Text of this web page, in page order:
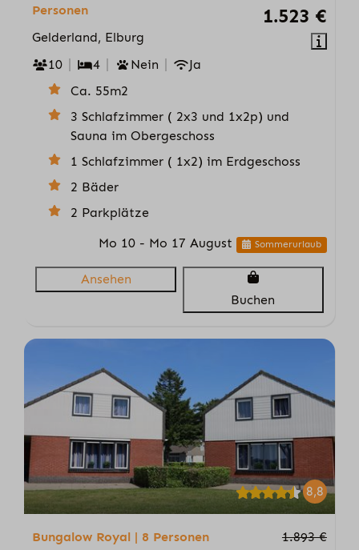
1.523 €
Personen
Gelderland, Elburg
10
4 Nein
Ja
Ca. 55m2
3 Schlafzimmer ( 2x3 und 1x2p) und
Sauna im Obergeschoss
1 Schlafzimmer ( 1x2) im Erdgeschoss
2 Bäder
2 Parkplätze
Mo 10 - Mo 17 August
Sommerurlaub
Ansehen
Buchen
8,8
1.893 €
Bungalow Royal | 8 Personen